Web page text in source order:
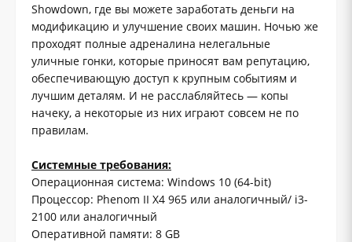
Showdown, где вы можете заработать деньги на
модификацию и улучшение своих машин. Ночью же
проходят полные адреналина нелегальные
уличные гонки, которые приносят вам репутацию,
обеспечивающую доступ к крупным событиям и
лучшим деталям. И не расслабляйтесь — копы
начеку, а некоторые из них играют совсем не по
правилам.
Системные требования:
Операционная система: Windows 10 (64-bit)
Процессор: Phenom II X4 965 или аналогичный/ i3-
2100 или аналогичный
Оперативной памяти: 8 GB